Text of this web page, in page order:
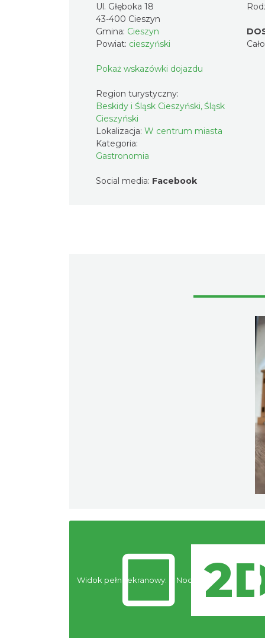
Ul. Głęboka 18
43-400 Cieszyn
Gmina: Cieszyn
Powiat: cieszyński
Pokaż wskazówki dojazdu
Region turystyczny:
Beskidy i Śląsk Cieszyński, Śląsk
Cieszyński
Lokalizacja: W centrum miasta
Kategoria:
Gastronomia
Social media: Facebook
Widok pełnoekranowy: Noclegi